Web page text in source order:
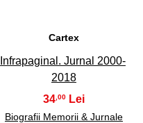
Cartex
Infrapaginal. Jurnal 2000-
2018
34,00
Biografii Memorii & Jurnale